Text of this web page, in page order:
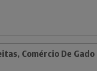
Comércio De Gado